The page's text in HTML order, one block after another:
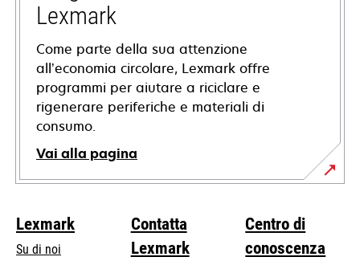
Lexmark
Come parte della sua attenzione
all’economia circolare, Lexmark offre
programmi per aiutare a riciclare e
rigenerare periferiche e materiali di
consumo.
Vai alla pagina
Lexmark
Su di noi
Contatta
Lexmark
Centro di
conoscenza